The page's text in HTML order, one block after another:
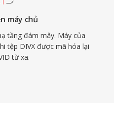
máy chủ
tầng đám mây. Máy của
tệp DIVX được mã hóa lại
từ xa.